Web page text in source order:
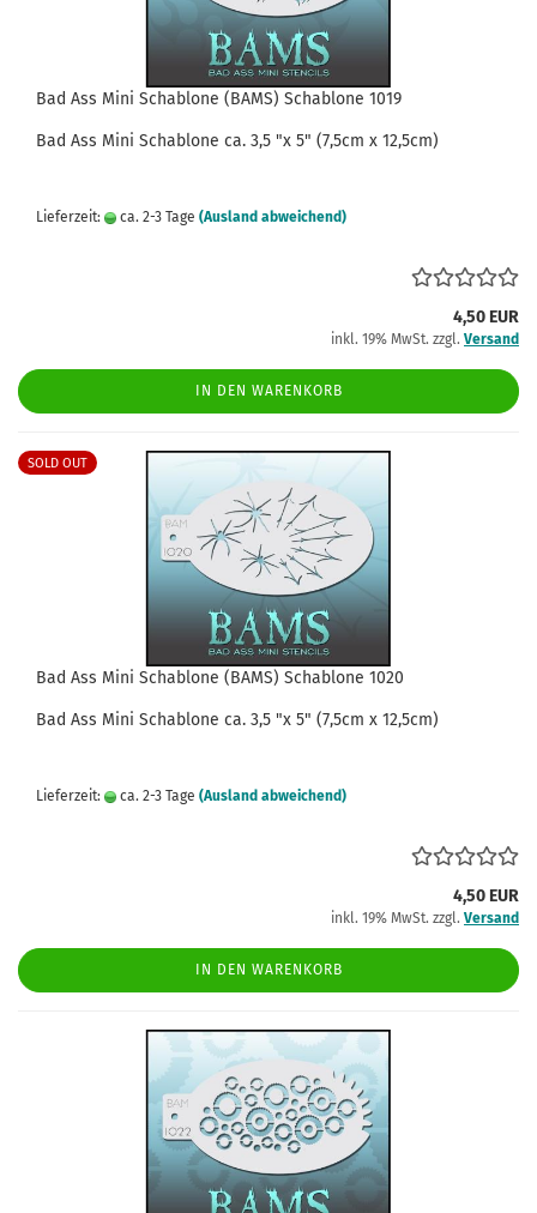
Bad Ass Mini Schablone (BAMS) Schablone 1019
Bad Ass Mini Schablone ca. 3,5 "x 5" (7,5cm x 12,5cm)
Lieferzeit: ca. 2-3 Tage (Ausland abweichend)
4,50 EUR
inkl. 19% MwSt. zzgl. Versand
IN DEN WARENKORB
SOLD OUT
Bad Ass Mini Schablone (BAMS) Schablone 1020
Bad Ass Mini Schablone ca. 3,5 "x 5" (7,5cm x 12,5cm)
Lieferzeit: ca. 2-3 Tage (Ausland abweichend)
4,50 EUR
inkl. 19% MwSt. zzgl. Versand
IN DEN WARENKORB